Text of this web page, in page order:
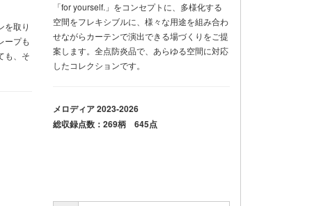
を取り
ープも
も、そ
「for yourself.」をコンセプトに、多様化する
空間をフレキシブルに、様々な用途を組み合わ
せながらカーテンで演出できる場づくりをご提
案します。全点防炎品で、あらゆる空間に対応
したコレクションです。
メロディア 2023-2026
総収録点数：269柄 645点